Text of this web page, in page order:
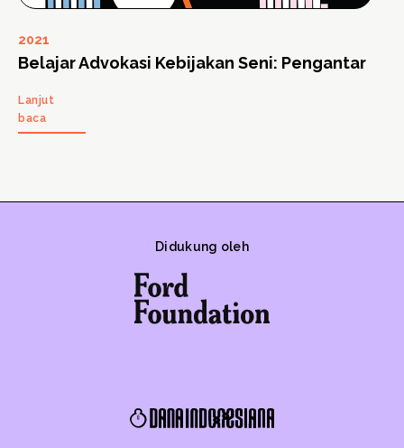
2021
Belajar Advokasi Kebijakan Seni: Pengantar
Lanjut
baca
Didukung oleh